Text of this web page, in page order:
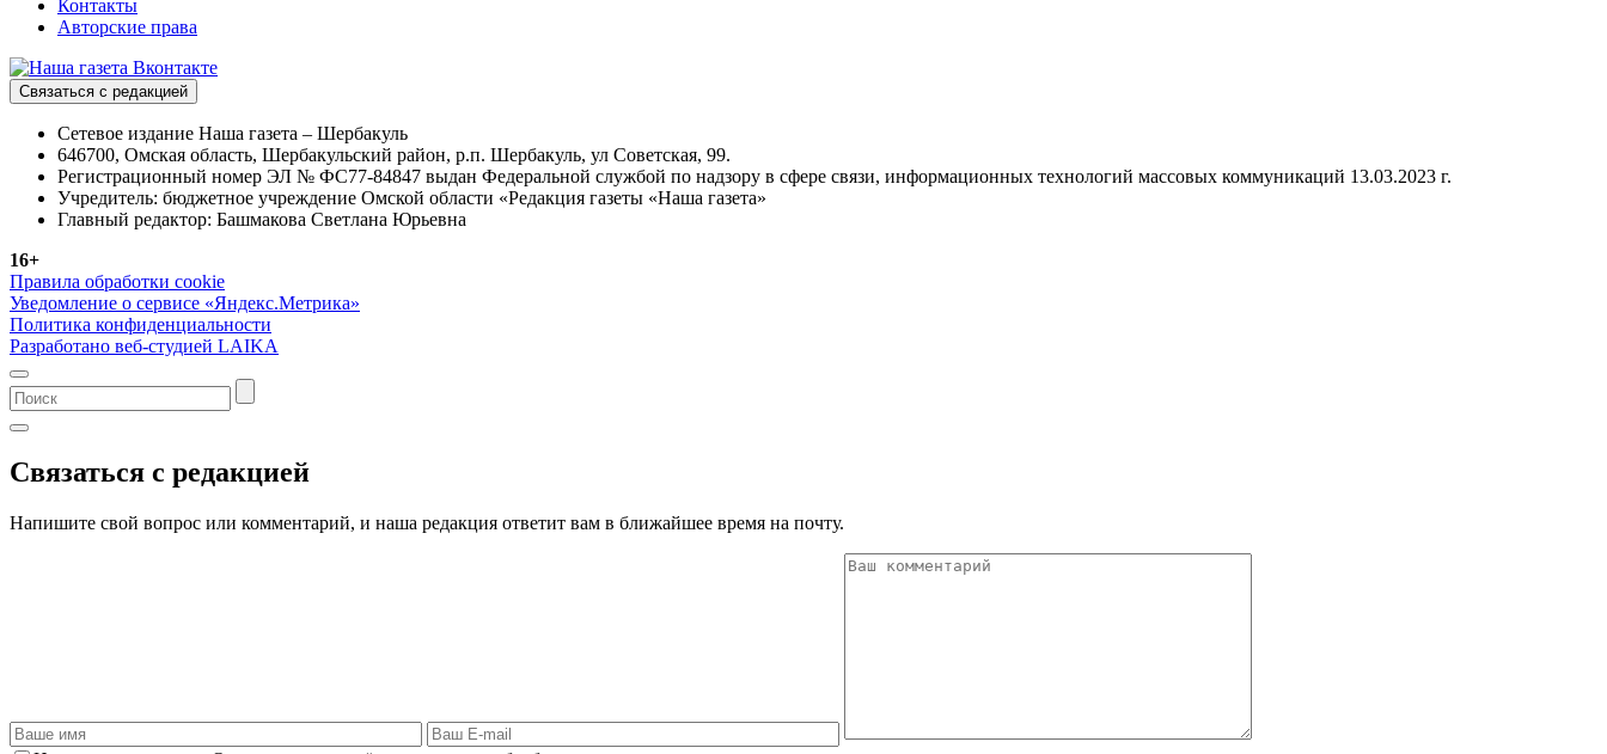
Контакты
Авторские права
Связаться с редакцией
Сетевое издание Наша газета – Шербакуль
646700, Омская область, Шербакульский район, р.п. Шербакуль, ул Советская, 99.
Регистрационный номер ЭЛ № ФС77-84847 выдан Федеральной службой по надзору в сфере связи, информационных технологий массовых коммуникаций 13.03.2023 г.
Учредитель: бюджетное учреждение Омской области «Редакция газеты «Наша газета»
Главный редактор: Башмакова Светлана Юрьевна
16+
Правила обработки cookie
Уведомление о сервисе «Яндекс.Метрика»
Политика конфиденциальности
Разработано веб-студией LAIKA
Связаться с редакцией
Напишите свой вопрос или комментарий, и наша редакция ответит вам в ближайшее время на почту.